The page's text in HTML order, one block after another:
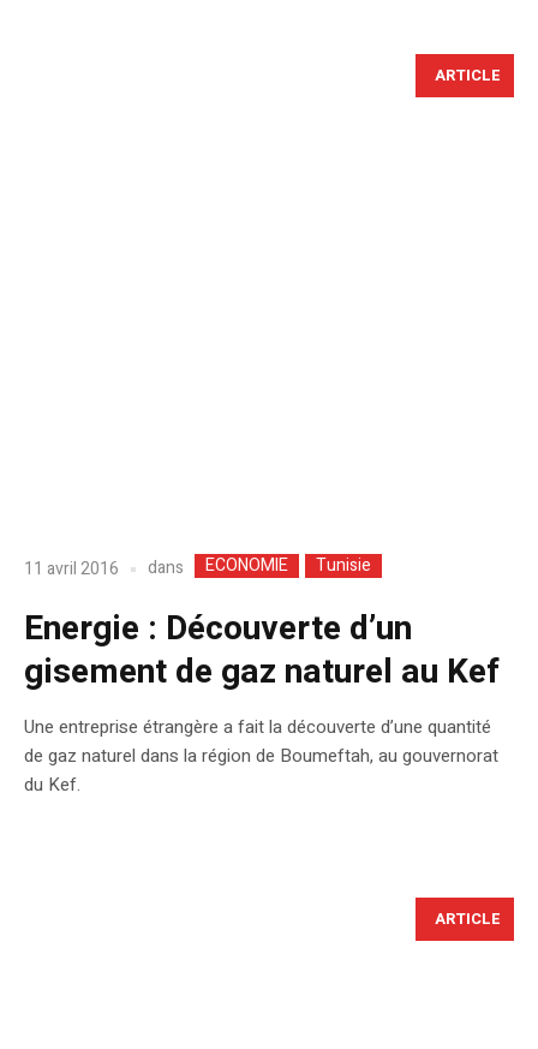
ARTICLE
11 avril 2016 dans ECONOMIE Tunisie
Energie : Découverte d’un
gisement de gaz naturel au Kef
Une entreprise étrangère a fait la découverte d’une quantité
de gaz naturel dans la région de Boumeftah, au gouvernorat
du Kef.
ARTICLE